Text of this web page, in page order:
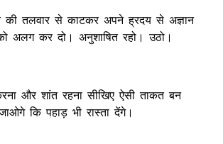
की तलवार से काटकर अपने ह्रदय से अज्ञान
अलग कर दो। अनुशाषित रहो। उठो।
और शांत रहना सीखिए ऐसी ताकत बन
कि पहाड़ भी रास्ता देंगे।